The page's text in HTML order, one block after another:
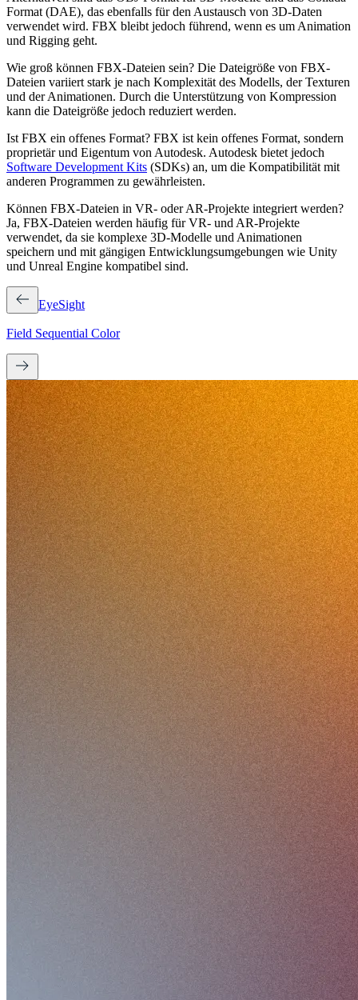
Format (DAE), das ebenfalls für den Austausch von 3D-Daten
verwendet wird. FBX bleibt jedoch führend, wenn es um Animation
und Rigging geht.
Wie groß können FBX-Dateien sein? Die Dateigröße von FBX-
Dateien variiert stark je nach Komplexität des Modells, der Texturen
und der Animationen. Durch die Unterstützung von Kompression
kann die Dateigröße jedoch reduziert werden.
Ist FBX ein offenes Format? FBX ist kein offenes Format, sondern
proprietär und Eigentum von Autodesk. Autodesk bietet jedoch
Software Development Kits (SDKs) an, um die Kompatibilität mit
anderen Programmen zu gewährleisten.
Können FBX-Dateien in VR- oder AR-Projekte integriert werden?
Ja, FBX-Dateien werden häufig für VR- und AR-Projekte
verwendet, da sie komplexe 3D-Modelle und Animationen
speichern und mit gängigen Entwicklungsumgebungen wie Unity
und Unreal Engine kompatibel sind.
EyeSight
Field Sequential Color